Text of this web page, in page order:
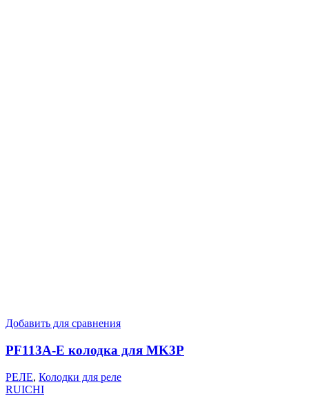
Добавить для сравнения
PF113A-E колодка для MK3P
РЕЛЕ, Колодки для реле
RUICHI